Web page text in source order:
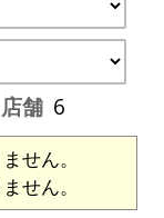
店舗 6
せん。
せん。